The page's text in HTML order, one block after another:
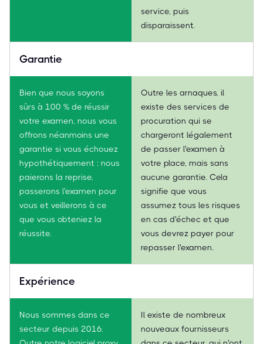
service, puis
disparaissent.
Garantie
Bien que nous soyons
sûrs à 100 % de réussir
votre examen, nous vous
offrons néanmoins une
garantie si vous échouez
hypothétiquement : nous
paierons la reprise,
passerons l'examen pour
vous et veillerons à ce
que vous obteniez la
réussite.
Outre les arnaques, il
existe des services de
procuration qui se
chargeront légalement
de passer l'examen à
votre place, mais sans
aucune garantie. Cela
signifie que vous
assumez tous les risques
en cas d'échec et que
vous devrez payer pour
repasser l'examen.
Expérience
Nous sommes dans ce
secteur depuis 2016.
Il existe de nombreux
nouveaux fournisseurs